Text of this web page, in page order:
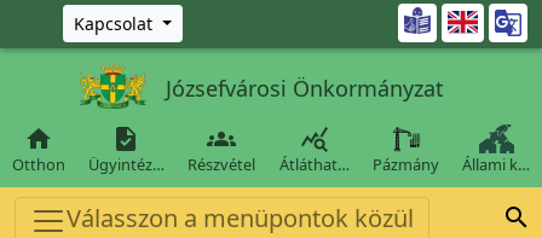
Ugrás a fő tartalomra
Kapcsolat 
Józsefvárosi Önkormányzat

Otthon

Ügyintéz…

Részvétel

Átláthat… Pázmány Állami k…
Válasszon a menüpontok közül 